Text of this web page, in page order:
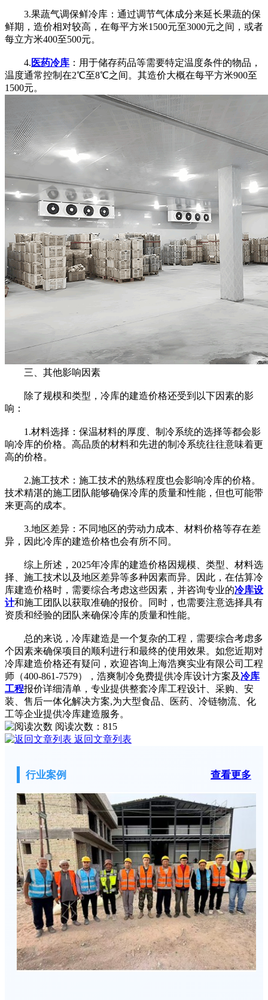
3.果蔬气调保鲜冷库：通过调节气体成分来延长果蔬的保
鲜期，造价相对较高，在每平方米1500元至3000元之间，或者
每立方米400至500元。
4. 医药冷库 ：用于储存药品等需要特定温度条件的物品，
温度通常控制在2℃至8℃之间。其造价大概在每平方米900至
1500元。
三、其他影响因素
除了规模和类型，冷库的建造价格还受到以下因素的影
响：
1.材料选择：保温材料的厚度、制冷系统的选择等都会影
响冷库的价格。高品质的材料和先进的制冷系统往往意味着更
高的价格。
2.施工技术：施工技术的熟练程度也会影响冷库的价格。
技术精湛的施工团队能够确保冷库的质量和性能，但也可能带
来更高的成本。
3.地区差异：不同地区的劳动力成本、材料价格等存在差
异，因此冷库的建造价格也会有所不同。
综上所述，2025年冷库的建造价格因规模、类型、材料选
择、施工技术以及地区差异等多种因素而异。因此，在估算冷
库建造价格时，需要综合考虑这些因素，并咨询专业的冷库设
计和施工团队以获取准确的报价。同时，也需要注意选择具有
资质和经验的团队来确保冷库的质量和性能。
总的来说，冷库建造是一个复杂的工程，需要综合考虑多
个因素来确保项目的顺利进行和最终的使用效果。如您近期对
冷库建造价格还有疑问，欢迎咨询上海浩爽实业有限公司工程
师（400-861-7579），浩爽制冷免费提供冷库设计方案及冷库
工程报价详细清单，专业提供整套冷库工程设计、采购、安
装、售后一体化解决方案,为大型食品、医药、冷链物流、化
工等企业提供冷库建造服务。
阅读次数： 815
返回文章列表
行业案例 查看更多